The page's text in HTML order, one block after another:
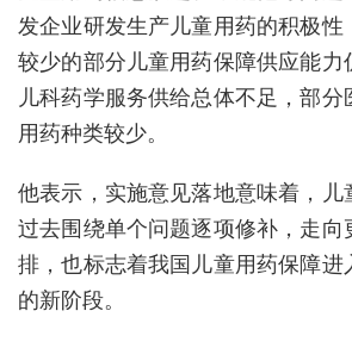
发企业研发生产儿童用药的积极
较少的部分儿童用药保障供应能力
儿科药学服务供给总体不足，部
用药种类较少。
他表示，实施意见落地意味着，儿
过去围绕单个问题逐项修补，走向
排，也标志着我国儿童用药保障进
的新阶段。